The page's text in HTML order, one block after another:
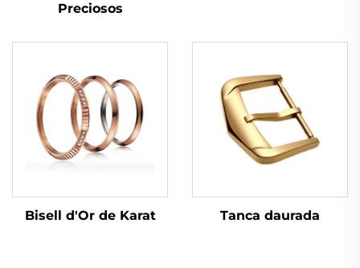
Preciosos
Bisell d'Or de Karat Tanca daurada